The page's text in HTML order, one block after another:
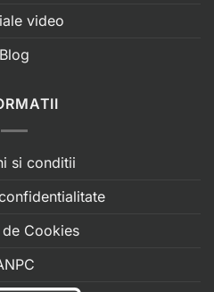
video
Blog
si conditii
Cookies